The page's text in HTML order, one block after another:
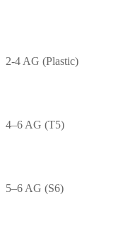
2-4 AG (Plastic)
4–6 AG (T5)
5–6 AG (S6)